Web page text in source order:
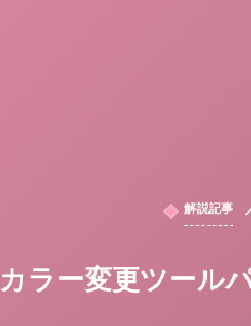
解説記事
カラー変更ツール